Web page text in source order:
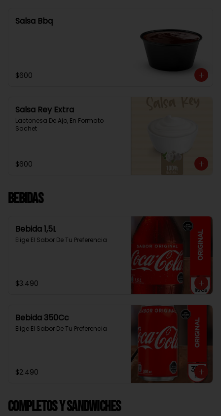
Salsa Bbq
$600
Salsa Rey Extra
Lactonesa De Ajo, En Formato
Sachet
$600
Bebidas
Bebida 1,5L
Elige El Sabor De Tu Preferencia
$3.490
Bebida 350Cc
Elige El Sabor De Tu Preferencia
$2.490
Completos y Sandwiches